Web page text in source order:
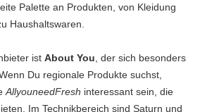
Palette an Produkten, von Kleidung
Haushaltswaren.
ist About You , der sich besonders
Du regionale Produkte suchst,
AllyouneedFresh interessant sein, die
Im Technikbereich sind Saturn und